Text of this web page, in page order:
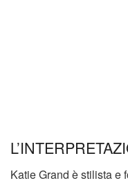
Katie Grand è stilista e